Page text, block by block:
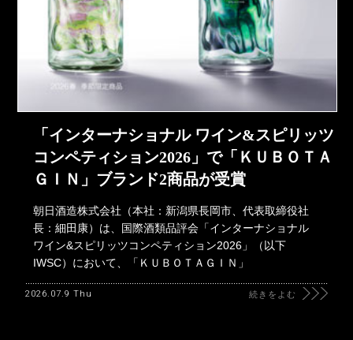
「インターナショナル ワイン&スピリッツ
コンペティション2026」で「ＫＵＢＯＴＡ
ＧＩＮ」ブランド2商品が受賞
朝日酒造株式会社（本社：新潟県長岡市、代表取締役社
長：細田康）は、国際酒類品評会「インターナショナル
ワイン&スピリッツコンペティション2026」（以下
IWSC）において、「ＫＵＢＯＴＡＧＩＮ」
2026.07.9 Thu 続きをよむ